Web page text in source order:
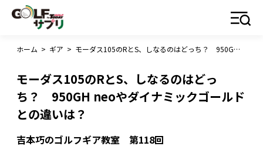
ホーム > ギア > モーダス105のRとS、しなるのはどっち？ 950GH neoやダイナミックゴールドとの違いは？
モーダス105のRとS、しなるのはどっ
ち？ 950GH neoやダイナミックゴールド
との違いは？
吉本巧のゴルフギア教室 第118回